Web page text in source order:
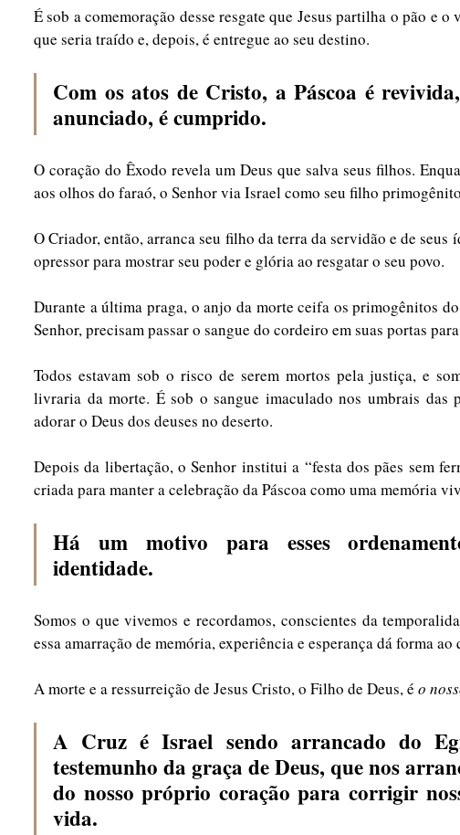
É sob a comemoração desse resgate que Jesus partilha o pão e
que seria traído e, depois, é entregue ao seu destino.
Com os atos de Cristo, a Páscoa é
anunciado, é cumprido.
O coração do Êxodo revela um Deus que salva seus filhos.
O Criador, então, arranca seu filho da terra da servidão e de
opressor para mostrar seu poder e glória ao resgatar o seu povo.
Durante a última praga, o anjo da morte ceifa os primogênitos
Senhor, precisam passar o sangue do cordeiro em suas portas
Todos estavam sob o risco de serem mortos pela justiça, e
livraria da morte. É sob o sangue imaculado nos umbrais das
adorar o Deus dos deuses no deserto.
Depois da libertação, o Senhor institui a “festa dos pães sem
criada para manter a celebração da Páscoa como uma memória
Há um motivo para esses
identidade.
Somos o que vivemos e recordamos, conscientes da
essa amarração de memória, experiência e esperança dá forma ao
A morte e a ressurreição de Jesus Cristo, o Filho de Deus, é o
A Cruz é Israel sendo arrancado do
testemunho da graça de Deus, que nos
do nosso próprio coração para corrigir
vida.